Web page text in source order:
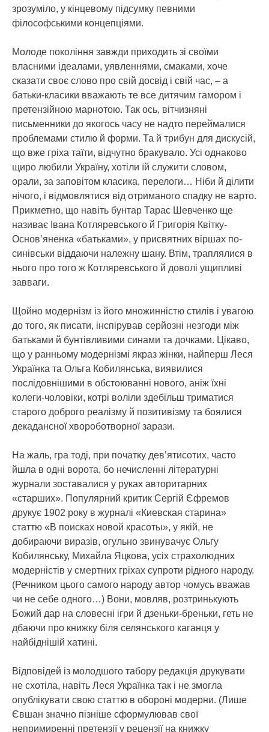
зрозуміло, у кінцевому підсумку певними
філософськими концепціями.
Молоде покоління завжди приходить зі своїми
власними ідеалами, уявленнями, смаками, хоче
сказати своє слово про свій досвід і свій час, – а
батьки-класики вважають те все дитячим гамором і
претензійною марнотою. Так ось, вітчизняні
письменники до якогось часу не надто переймалися
проблемами стилю й форми. Та й трибун для дискусій,
що вже гріха таїти, відчутно бракувало. Усі однаково
щиро любили Україну, хотіли їй служити словом,
орали, за заповітом класика, перелоги… Ніби й ділити
нічого, і відмовлятися від отриманого спадку не варто.
Прикметно, що навіть бунтар Тарас Шевченко ще
називає Івана Котляревського й Григорія Квітку-
Основ’яненка «батьками», у присвятних віршах по-
синівськи віддаючи належну шану. Втім, траплялися в
нього про того ж Котляревського й доволі ущипливі
завваги.
Щойно модернізм із його множинністю стилів і увагою
до того, як писати, інспірував серйозні незгоди між
батьками й бунтівливими синами та дочками. Цікаво,
що у ранньому модернізмі якраз жінки, найперш Леся
Українка та Ольга Кобилянська, виявилися
послідовнішими в обстоюванні нового, аніж їхні
колеги-чоловіки, котрі воліли здебільш триматися
старого доброго реалізму й позитивізму та боялися
декадансної хвороботворної зарази.
На жаль, гра тоді, при початку дев’ятисотих, часто
йшла в одні ворота, бо нечисленні літературні
журнали зоставалися у руках авторитарних
«старших». Популярний критик Сергій Єфремов
друкує 1902 року в журналі «Киевская старина»
статтю «В поисках новой красоты», у якій, не
добираючи виразів, огульно звинувачує Ольгу
Кобилянську, Михайла Яцкова, усіх страхолюдних
модерністів у смертних гріхах супроти рідного народу.
(Речником цього самого народу автор чомусь вважав
чи не себе одного…) Вони, мовляв, розтринькують
Божий дар на словесні ігри й дзеньки-бреньки, геть не
дбаючи про книжку біля селянського каганця у
найбіднішій хатині.
Відповідей із молодшого табору редакція друкувати
не схотіла, навіть Леся Українка так і не змогла
опублікувати свою статтю в обороні модерни. (Лише
Євшан значно пізніше сформулював свої
непримиренні претензії у рецензії на книжку